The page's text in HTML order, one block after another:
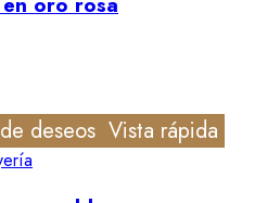
deseos Vista rápida